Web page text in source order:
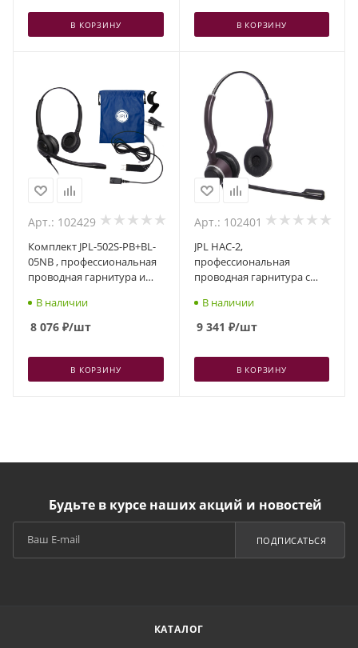
В КОРЗИНУ В КОРЗИНУ
Арт.: 102429
Комплект JPL-502S-PB+BL-
05NB , профессиональная
проводная гарнитура и
В наличии
8 076 ₽/шт
В КОРЗИНУ
Арт.: 102401
JPL HAC-2,
профессиональная
проводная гарнитура с
технологией Telecoil,
разъем QD, два динамика
В наличии
9 341 ₽/шт
В КОРЗИНУ
Будьте в курсе наших акций и новостей
ПОДПИСАТЬСЯ
КАТАЛОГ